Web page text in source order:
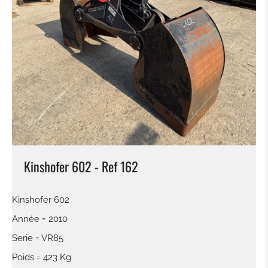
RIPPER
ADAPTATEUR
PNEUS / JANTE
PONT
CABINE
BOÎTE DE VITESSES / CONVERTISSEUR
Kinshofer 602 - Ref 162
Kinshofer 602
Année = 2010
Serie = VR85
Poids = 423 Kg